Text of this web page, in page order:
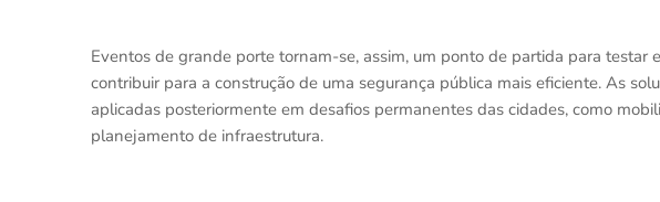
Eventos de grande porte tornam-se, assim, um ponto de partida para testar
contribuir para a construção de uma segurança pública mais eficiente. As
aplicadas posteriormente em desafios permanentes das cidades, como
planejamento de infraestrutura.